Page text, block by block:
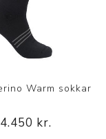
Warm sokkar
4.450 kr.